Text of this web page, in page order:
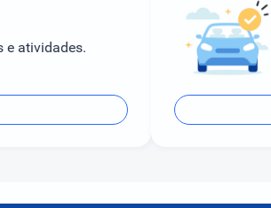
e atividades.